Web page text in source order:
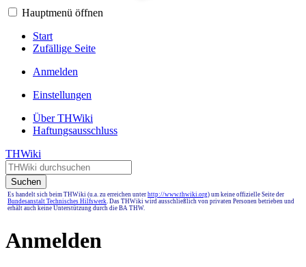
Hauptmenü öffnen
Start
Zufällige Seite
Anmelden
Einstellungen
Über THWiki
Haftungsausschluss
THWiki
Suchen
Es handelt sich beim THWiki (u.a. zu erreichen unter http://www.thwiki.org) um keine offizielle Seite der
Bundesanstalt Technisches Hilfswerk. Das THWiki wird ausschließlich von privaten Personen betrieben und
erhält auch keine Unterstützung durch die BA THW.
Anmelden